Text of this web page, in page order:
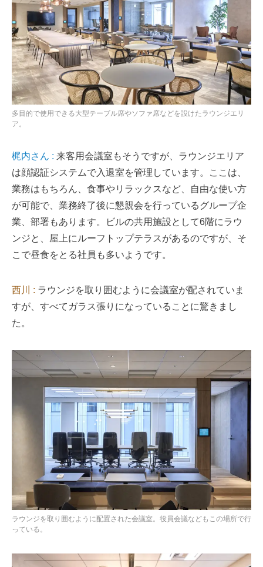
多目的で使用できる大型テーブル席やソファ席などを設けたラウンジエリ
ア。
梶内さん : 来客用会議室もそうですが、ラウンジエリア
は顔認証システムで入退室を管理しています。ここは、
業務はもちろん、食事やリラックスなど、自由な使い方
が可能で、業務終了後に懇親会を行っているグループ企
業、部署もあります。ビルの共用施設として6階にラウ
ンジと、屋上にルーフトップテラスがあるのですが、そ
こで昼食をとる社員も多いようです。
西川 : ラウンジを取り囲むように会議室が配されていま
すが、すべてガラス張りになっていることに驚きまし
た。
ラウンジを取り囲むように配置された会議室。役員会議などもこの場所で行
っている。